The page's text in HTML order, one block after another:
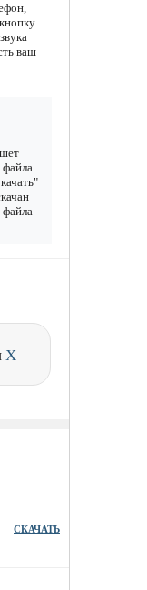
ваш
файла.
файла
X
СКАЧАТЬ